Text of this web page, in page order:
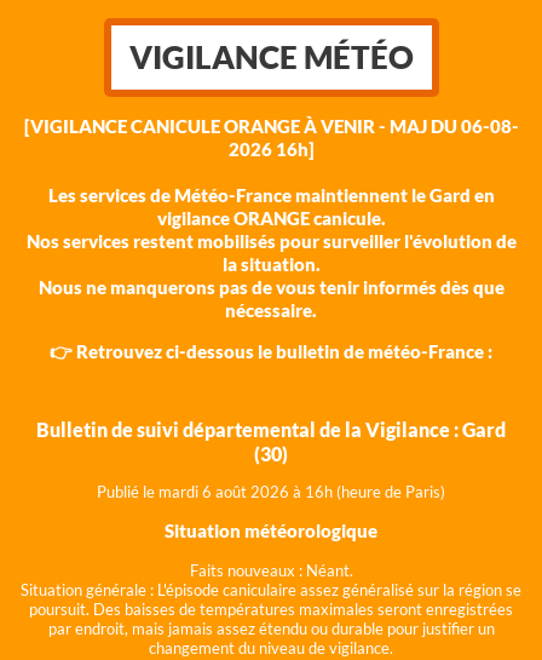
VIGILANCE MÉTÉO
[VIGILANCE CANICULE ORANGE À VENIR - MAJ DU 06-08-
2026 16h]
Les services de Météo-France maintiennent le Gard en
vigilance ORANGE canicule.
Nos services restent mobilisés pour surveiller l'évolution de
la situation.
Nous ne manquerons pas de vous tenir informés dès que
nécessaire.
👉 Retrouvez ci-dessous le bulletin de météo-France :
Bulletin de suivi départemental de la Vigilance : Gard
(30)
Publié le mardi 6 août 2026 à 16h (heure de Paris)
Situation météorologique
Faits nouveaux : Néant.
Situation générale : L'épisode caniculaire assez généralisé sur la région se
poursuit. Des baisses de températures maximales seront enregistrées
par endroit, mais jamais assez étendu ou durable pour justifier un
changement du niveau de vigilance.